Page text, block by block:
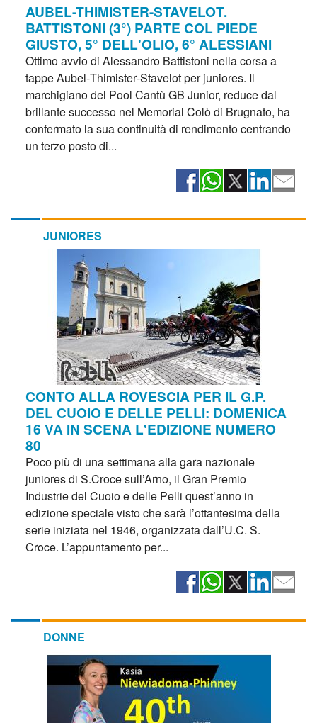
AUBEL-THIMISTER-STAVELOT.
BATTISTONI (3°) PARTE COL PIEDE
GIUSTO, 5° DELL'OLIO, 6° ALESSIANI
Ottimo avvio di Alessandro Battistoni nella corsa a
tappe Aubel‑Thimister‑Stavelot per juniores. Il
marchigiano del Pool Cantù GB Junior, reduce dal
brillante successo nel Memorial Colò di Brugnato, ha
confermato la sua continuità di rendimento centrando
un terzo posto di...
JUNIORES
CONTO ALLA ROVESCIA PER IL G.P.
DEL CUOIO E DELLE PELLI: DOMENICA
16 VA IN SCENA L'EDIZIONE NUMERO
80
Poco più di una settimana alla gara nazionale
juniores di S.Croce sull’Arno, il Gran Premio
Industrie del Cuoio e delle Pelli quest’anno in
edizione speciale visto che sarà l’ottantesima della
serie iniziata nel 1946, organizzata dall’U.C. S.
Croce. L’appuntamento per...
DONNE